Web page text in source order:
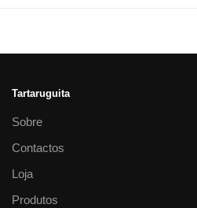
Tartaruguita
Sobre
Contactos
Loja
Produtos